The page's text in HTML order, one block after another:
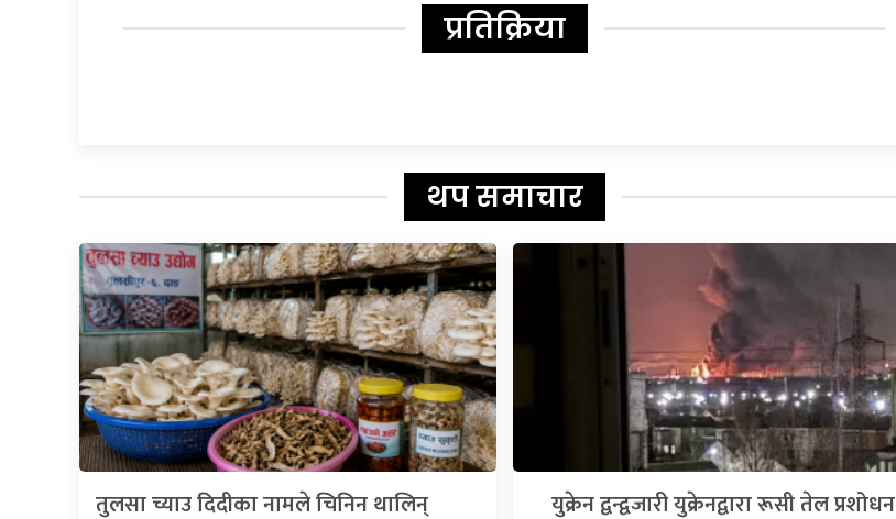
प्रतिक्रिया
थप समाचार
तुलसा च्याउ दिदीका नामले चिनिन थालिन्
युक्रेन द्वन्द्वजारी युक्रेनद्वारा रूसी तेल प्रशोधन